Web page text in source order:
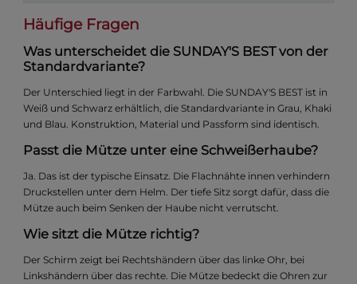
Häufige Fragen
Was unterscheidet die SUNDAY'S BEST von der
Standardvariante?
Der Unterschied liegt in der Farbwahl. Die SUNDAY'S BEST ist in
Weiß und Schwarz erhältlich, die Standardvariante in Grau, Khaki
und Blau. Konstruktion, Material und Passform sind identisch.
Passt die Mütze unter eine Schweißerhaube?
Ja. Das ist der typische Einsatz. Die Flachnähte innen verhindern
Druckstellen unter dem Helm. Der tiefe Sitz sorgt dafür, dass die
Mütze auch beim Senken der Haube nicht verrutscht.
Wie sitzt die Mütze richtig?
Der Schirm zeigt bei Rechtshändern über das linke Ohr, bei
Linkshändern über das rechte. Die Mütze bedeckt die Ohren zur